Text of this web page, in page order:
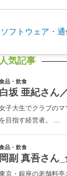
ソフトウェア・
人気記事